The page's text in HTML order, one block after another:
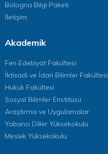
Bologna Bilgi Paketi
İletişim
Akademik
Fen Edebiyat Fakültesi
İktisadi ve İdari Bilimler Fakültesi
Hukuk Fakültesi
Sosyal Bilimler Enstitüsü
Araştırma ve Uygulamalar
Yabancı Diller Yüksekokulu
Meslek Yüksekokulu